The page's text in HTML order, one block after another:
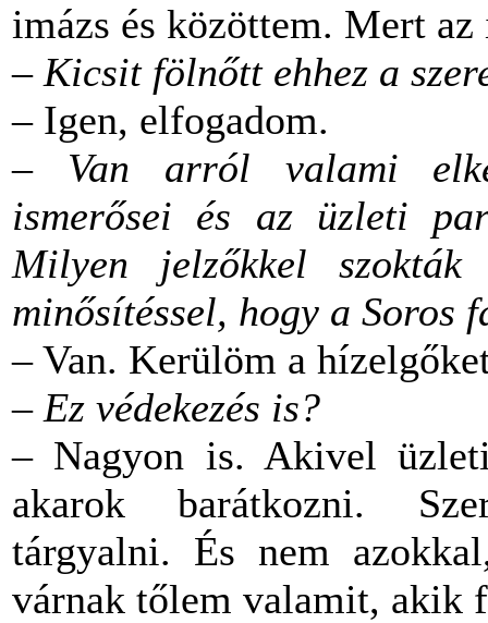
imázs és közöttem. Mert
– Kicsit fölnőtt ehhez a
– Igen, elfogadom.
– Van arról valami
ismerősei és az üzleti
Milyen jelzőkkel
minősítéssel, hogy a Soros
– Van. Kerülöm a
– Ez védekezés is?
– Nagyon is. Akivel
akarok barátkozni.
tárgyalni. És nem
várnak tőlem valamit, akik